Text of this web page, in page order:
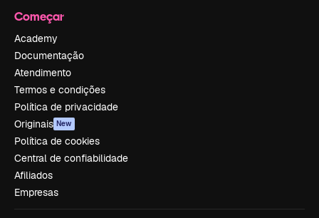
Começar
Academy
Documentação
Atendimento
Termos e condições
Política de privacidade
Originais New
Política de cookies
Central de confiabilidade
Afiliados
Empresas